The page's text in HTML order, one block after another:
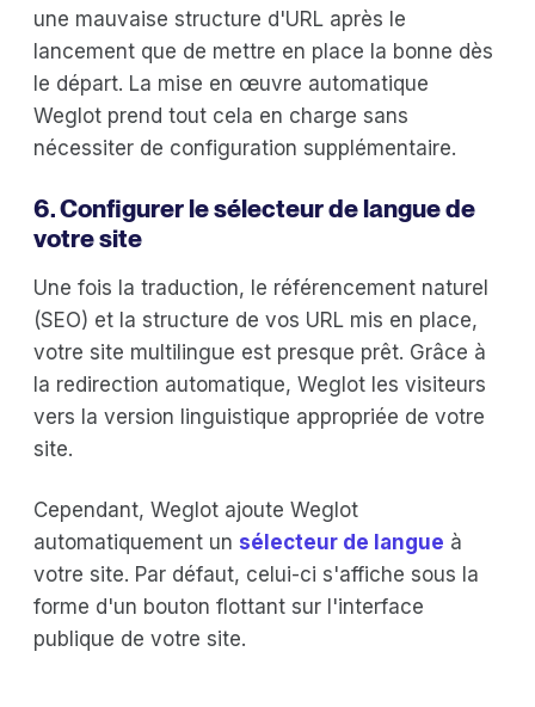
une mauvaise structure d'URL après le
lancement que de mettre en place la bonne dès
le départ. La mise en œuvre automatique
Weglot prend tout cela en charge sans
nécessiter de configuration supplémentaire.
6. Configurer le sélecteur de langue de
votre site
Une fois la traduction, le référencement naturel
(SEO) et la structure de vos URL mis en place,
votre site multilingue est presque prêt. Grâce à
la redirection automatique, Weglot les visiteurs
vers la version linguistique appropriée de votre
site.
Cependant, Weglot ajoute Weglot
automatiquement un sélecteur de langue à
votre site. Par défaut, celui-ci s'affiche sous la
forme d'un bouton flottant sur l'interface
publique de votre site.